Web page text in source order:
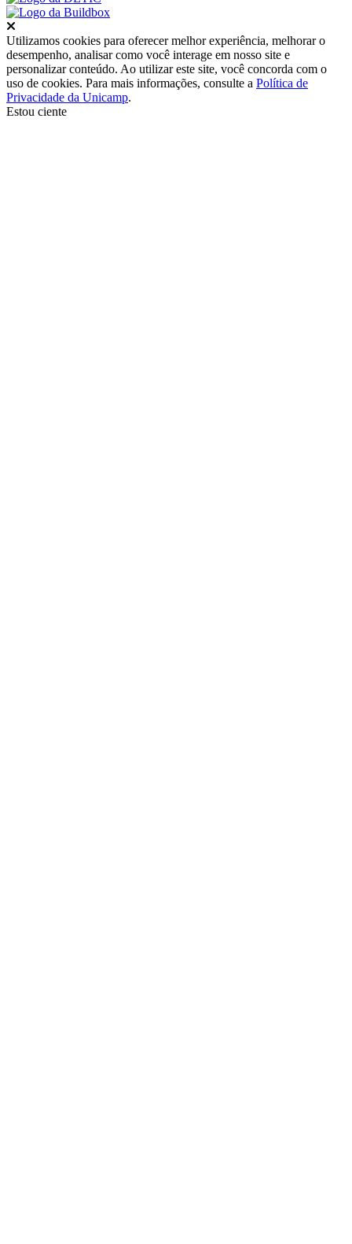
Utilizamos cookies para oferecer melhor experiência, melhorar o
desempenho, analisar como você interage em nosso site e
personalizar conteúdo. Ao utilizar este site, você concorda com o
uso de cookies. Para mais informações, consulte a Política de
Privacidade da Unicamp.
Estou ciente